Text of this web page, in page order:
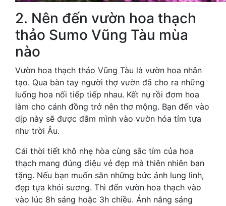
2. Nên đến vườn hoa thạch
thảo Sumo Vũng Tàu mùa
nào
Vườn hoa thạch thảo Vũng Tàu là vườn hoa nhân
tạo. Qua bàn tay người thợ vườn đã cho ra những
luống hoa nối tiếp tiếp nhau. Kết nụ rồi đơm hoa
làm cho cánh đồng trở nên thơ mộng. Bạn đến vào
dịp này sẽ được đắm mình vào vườn hóa tím tựa
như trời Âu.
Cái thời tiết khô nhẹ hòa cùng sắc tím của hoa
thạch mang đúng điệu vẻ đẹp mà thiên nhiên ban
tặng. Nếu bạn muốn săn những bức ảnh lung linh,
đẹp tựa khói sương. Thì đến vườn hoa thạch vào
vào lúc 8h sáng hoặc 3h chiều. Ánh nắng sáng